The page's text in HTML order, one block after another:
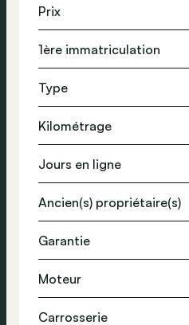
Prix
1ère immatriculation
Type
Kilométrage
Jours en ligne
Ancien(s) propriétaire(s)
Garantie
Moteur
Carrosserie